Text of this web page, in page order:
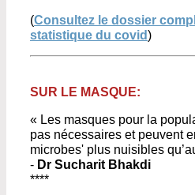
(Consultez le dossier
statistique du covid)
SUR LE MASQUE:
« Les masques pour la
pas nécessaires et peuvent
microbes' plus nuisibles
- Dr Sucharit Bhakdi
****